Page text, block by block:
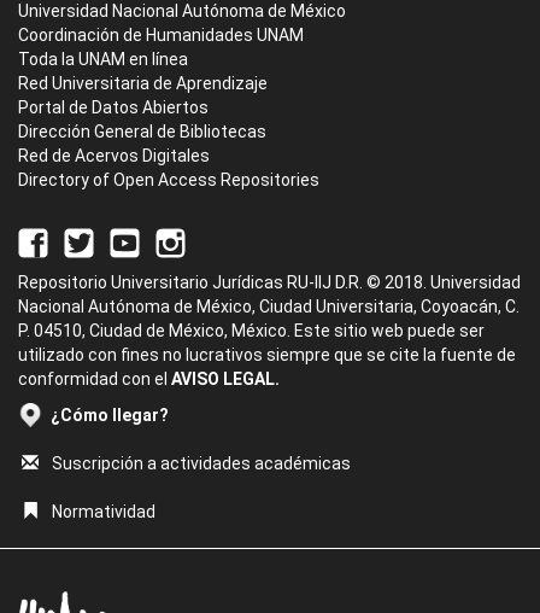
Universidad Nacional Autónoma de México
Coordinación de Humanidades UNAM
Toda la UNAM en línea
Red Universitaria de Aprendizaje
Portal de Datos Abiertos
Dirección General de Bibliotecas
Red de Acervos Digitales
Directory of Open Access Repositories
Repositorio Universitario Jurídicas RU-IIJ D.R. © 2018. Universidad
Nacional Autónoma de México, Ciudad Universitaria, Coyoacán, C.
P. 04510, Ciudad de México, México. Este sitio web puede ser
utilizado con fines no lucrativos siempre que se cite la fuente de
conformidad con el AVISO LEGAL.
¿Cómo llegar?
Suscripción a actividades académicas
Normatividad